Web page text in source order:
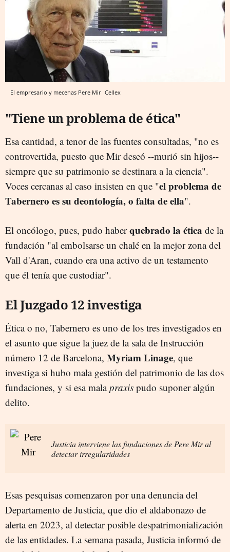
El empresario y mecenas Pere Mir Cellex
"Tiene un problema de ética"
Esa cantidad, a tenor de las fuentes consultadas, "no es
controvertida, puesto que Mir deseó --murió sin hijos--
siempre que su patrimonio se destinara a la ciencia".
Voces cercanas al caso insisten en que "el problema de
Tabernero es su deontología, o falta de ella".
El oncólogo, pues, pudo haberquebrado la ética de la
fundación "al embolsarse un chalé en la mejor zona del
Vall d'Aran, cuando era una activo de un testamento
que él tenía que custodiar".
El Juzgado 12 investiga
Ética o no, Tabernero es uno de los tres investigados en
el asunto que sigue la juez de la sala de Instrucción
número 12 de Barcelona, Myriam Linage, que
investiga si hubo mala gestión del patrimonio de las dos
fundaciones, y si esa malapraxis pudo suponer algún
delito.
Justicia interviene las fundaciones de Pere Mir al
detectar irregularidades
Esas pesquisas comenzaron por una denuncia del
Departamento de Justicia, que dio el aldabonazo de
alerta en 2023, al detectar posible despatrimonialización
de las entidades. La semana pasada, Justicia informó de